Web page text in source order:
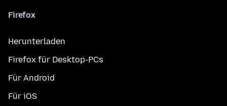
Firefox
Herunterladen
Firefox für Desktop-PCs
Für Android
Für iOS